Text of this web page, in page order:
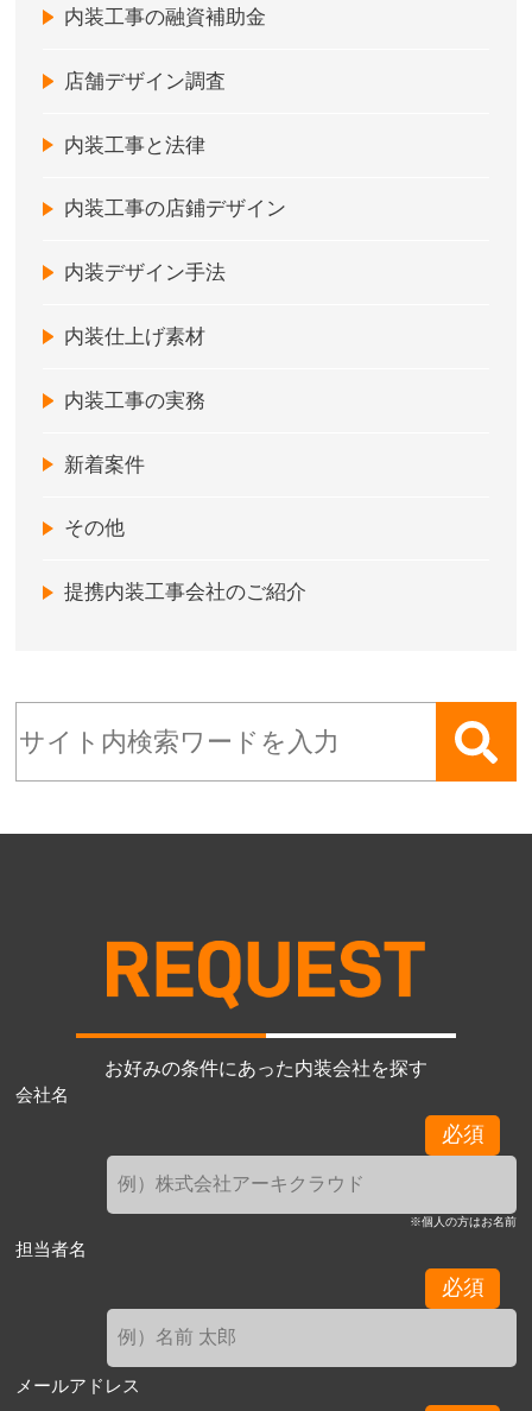
内装工事の融資補助金
店舗デザイン調査
内装工事と法律
内装工事の店鋪デザイン
内装デザイン手法
内装仕上げ素材
内装工事の実務
新着案件
その他
提携内装工事会社のご紹介
お好みの条件にあった内装会社を探す
会社名
必須
※個人の方はお名前
担当者名
必須
メールアドレス